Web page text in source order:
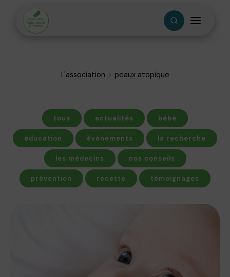
L'association peaux atopique
tous actualités bébé
éducation événements la recherche
les médecins nos conseils
prévention recette témoignages